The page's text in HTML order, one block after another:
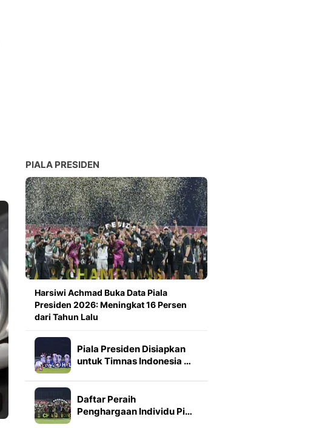
PIALA PRESIDEN
Harsiwi Achmad Buka Data Piala
Presiden 2026: Meningkat 16 Persen
dari Tahun Lalu
Piala Presiden Disiapkan
untuk Timnas Indonesia …
Daftar Peraih
Penghargaan Individu Pi…